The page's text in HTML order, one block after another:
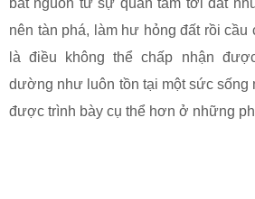
nên tàn phá, làm hư hỏng đất rồi cầu
là điều không thể chấp nhận
dường như luôn tồn tại một sức sống
được trình bày cụ thể hơn ở những